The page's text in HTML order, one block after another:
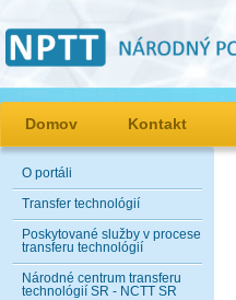
Domov Kontakt
O portáli
Transfer technológií
Poskytované služby v procese
transferu technológií
Národné centrum transferu
technológií SR - NCTT SR